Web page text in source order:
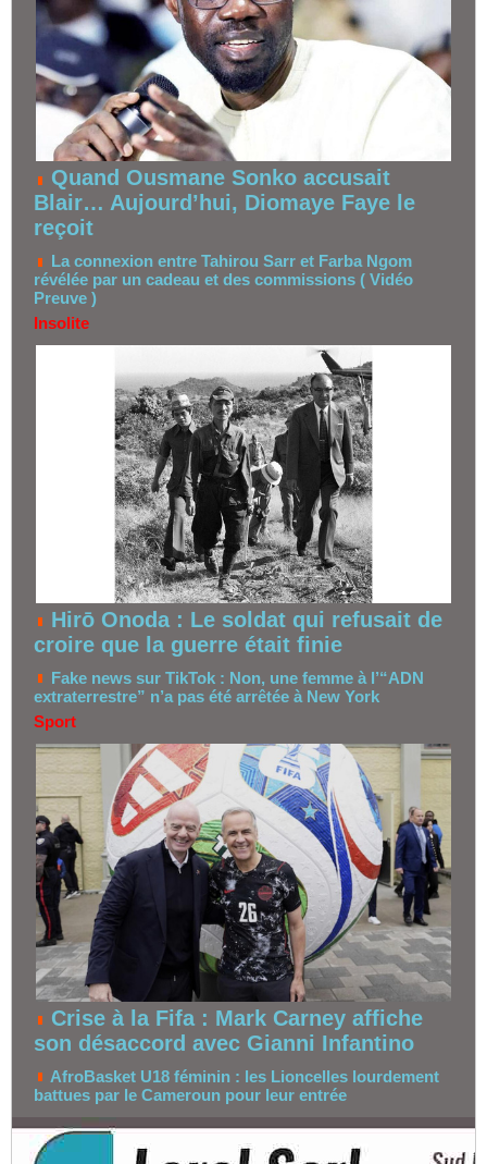
Quand Ousmane Sonko accusait
Blair… Aujourd’hui, Diomaye Faye le
reçoit
La connexion entre Tahirou Sarr et Farba Ngom
révélée par un cadeau et des commissions ( Vidéo
Preuve )
Insolite
Hirō Onoda : Le soldat qui refusait de
croire que la guerre était finie
Fake news sur TikTok : Non, une femme à l’“ADN
extraterrestre” n’a pas été arrêtée à New York
Sport
Crise à la Fifa : Mark Carney affiche
son désaccord avec Gianni Infantino
AfroBasket U18 féminin : les Lioncelles lourdement
battues par le Cameroun pour leur entrée